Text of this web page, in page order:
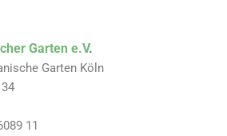
Garten e.V.
Garten Köln
11